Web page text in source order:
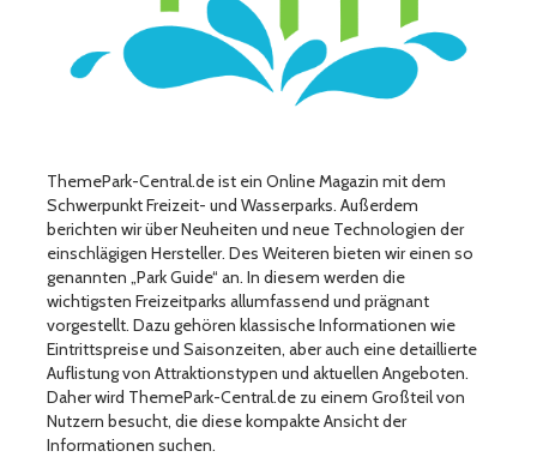
ThemePark-Central.de ist ein Online Magazin mit dem
Schwerpunkt Freizeit- und Wasserparks. Außerdem
berichten wir über Neuheiten und neue Technologien der
einschlägigen Hersteller. Des Weiteren bieten wir einen so
genannten „Park Guide“ an. In diesem werden die
wichtigsten Freizeitparks allumfassend und prägnant
vorgestellt. Dazu gehören klassische Informationen wie
Eintrittspreise und Saisonzeiten, aber auch eine detaillierte
Auflistung von Attraktionstypen und aktuellen Angeboten.
Daher wird ThemePark-Central.de zu einem Großteil von
Nutzern besucht, die diese kompakte Ansicht der
Informationen suchen.